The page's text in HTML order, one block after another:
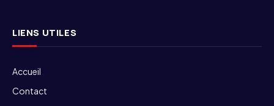
LIENS UTILES
Accueil
Contact